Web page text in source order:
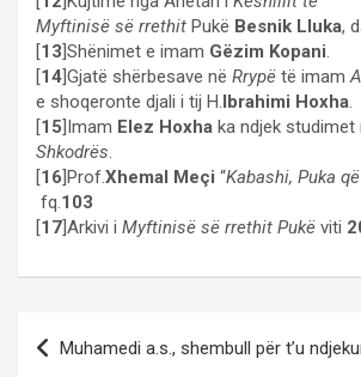
Myftinisë së rrethit Pukë Besnik Lluka,
[13]Shënimet e imam Gëzim Kopani.
[14]Gjatë shërbesave në Rrypë të imam
e shoqeronte djali i tij H.Ibrahimi Hoxha.
[15]Imam Elez Hoxha ka ndjek studimet
Shkodrës.
[16]Prof.Xhemal Meçi “Kabashi, Puka
fq.103
[17]Arkivi i Myftinisë së rrethit Pukë viti
Post
navigation
Muhamedi a.s., shembull për t’u